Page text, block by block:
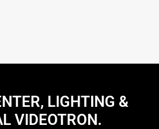
LIGHTING &
VIDEOTRON.